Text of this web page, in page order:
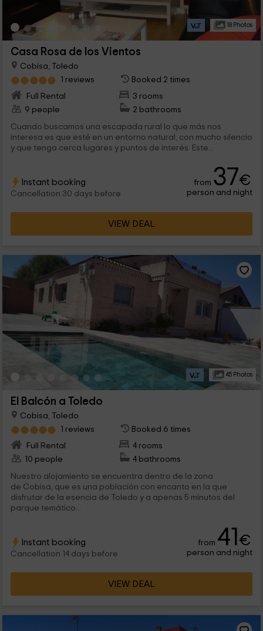
18 Photos
Casa Rosa de los Vientos
Cobisa, Toledo
1 reviews
Booked 2 times
Full Rental
3 rooms
9 people
2 bathrooms
Cuando buscamos una escapada rural lo que más nos
interesa es que esté en un entorno natural, con mucho silencio
y que tenga cerca lugares y puntos de interés. Este...
Instant booking
Cancellation 30 days before
from 37€
person and night
VIEW DEAL
45 Photos
El Balcón a Toledo
Cobisa, Toledo
1 reviews
Booked 6 times
Full Rental
4 rooms
10 people
4 bathrooms
Nuestro alojamiento se encuentra dentro de la zona
de Cobisa, que es una población con encanto en la que
disfrutar de la esencia de Toledo y a apenas 5 minutos del
parque temático...
Instant booking
Cancellation 14 days before
from 41€
person and night
VIEW DEAL